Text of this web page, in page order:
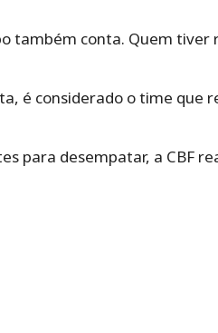
também conta. Quem tiver
é considerado o time que
para desempatar, a CBF